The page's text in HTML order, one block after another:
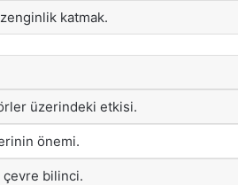
katmak.
üzerindeki etkisi.
önemi.
çevre bilinci.